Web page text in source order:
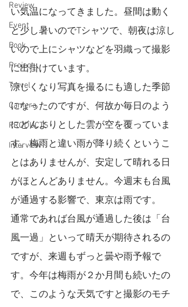
Review
Event
Book
Project
Travel
Camera
PRODUCTS
Interview
い気温になってきました。昼間は動く
と少し暑いのでTシャツで、朝夜は涼し
いので上にシャツなどを羽織って撮影
に出掛けています。
涼しくなり写真を撮るにも適した季節
になったのですが、何故か毎日のよう
にどんよりとした雲が空を覆っていま
す。梅雨と違い雨が降り続くというこ
とはありませんが、安定して晴れる日
がほとんどありません。今週末も台風
が通過する影響で、東京は雨です。
通常であれば台風が通過した後は「台
風一過」といって晴天が期待されるの
ですが、来週もずっと曇や雨予報で
す。今年は梅雨が２か月間も続いたの
で、このような天気ですと撮影のモチ